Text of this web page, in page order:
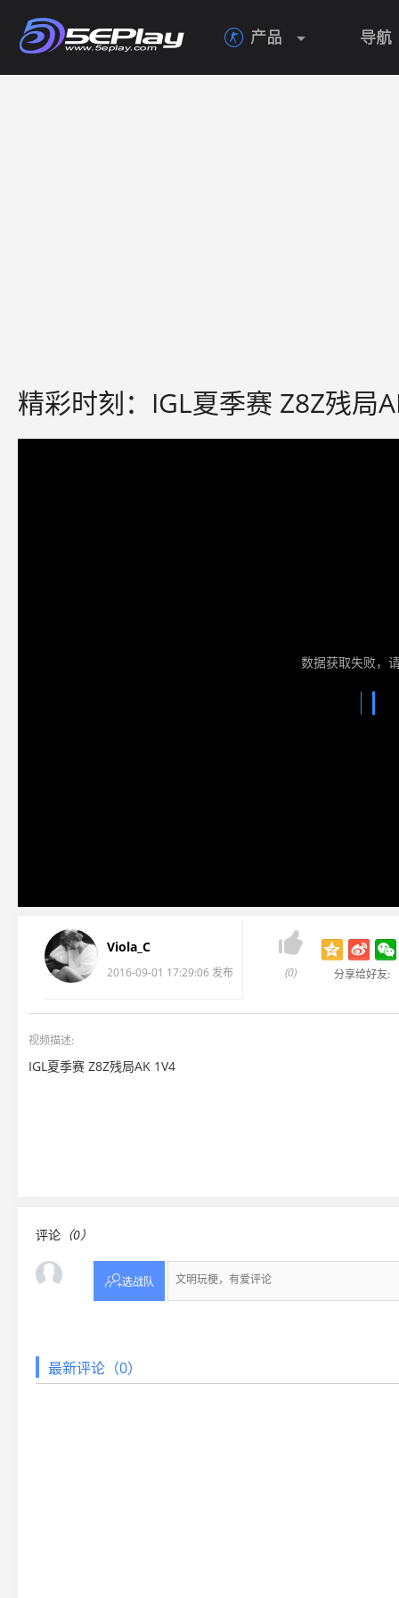
 产品 导航
精彩时刻：IGL夏季赛 Z8Z残局
数据获取失败，
Viola_C
2016-09-01 17:29:06 发布

(0) 分享给好友:
视频描述:
IGL夏季赛 Z8Z残局AK 1V4
评论 （0）
选战队
最新评论（0）